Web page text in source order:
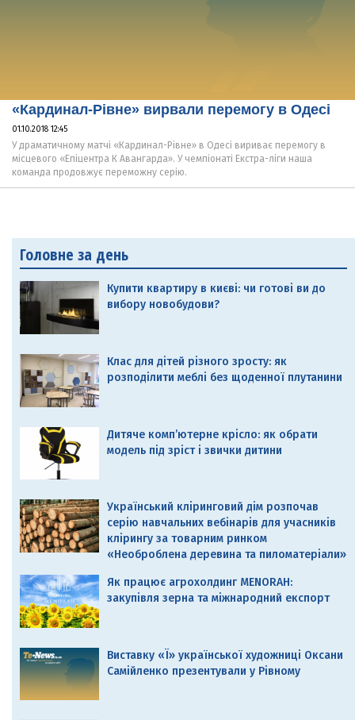
«Кардинал-Рівне» вирвали перемогу в Одесі
01.10.2018 12:45
У драматичному матчі «Кардинал-Рівне» в Одесі вириває перемогу в
місцевого «Епіцентра К Авангарда». У чемпіонаті Екстра-ліги наша
команда продовжує переможну серію.
Головне за день
Купити квартиру в києві: чи готові ви до
вибору новобудови?
Клас для дітей різного зросту: як
розподілити меблі без щоденної плутанини
Дитяче комп’ютерне крісло: як обрати
модель під зріст і звички дитини
Український кліринговий дім розпочав
серію навчальних вебінарів для учасників
клірингу за товарним ринком
«Необроблена деревина та пиломатеріали»
Як працює агрохолдинг MENORAH:
закупівля зерна та міжнародний експорт
Виставку «Ї» української художниці Оксани
Самійленко презентували у Рівному